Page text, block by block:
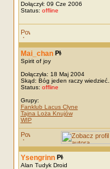
Dołączył: 09 Cze 2006
Status: offline
Mai_chan
Spirit of joy
Dołączyła: 18 Maj 2004
Skąd: Bóg jeden raczy wiedzieć...
Status: offline
Grupy:
Fanklub Lacus Clyne
Tajna Loża Knujów
WIP
Ysengrinn
Alan Tudyk Droid